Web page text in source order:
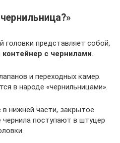
представляет собой,
контейнер с чернилами.
и переходных камер.
в народе «чернильницами».
нижней части, закрытое
поступают в штуцер